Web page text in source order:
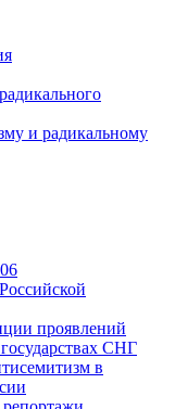
и радикальному
проявлений
СНГ
в